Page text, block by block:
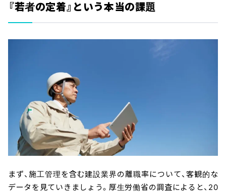
『若者の定着』という本当の課題
まず、施工管理を含む建設業界の離職率について、客観的な
データを見ていきましょう。厚生労働省の調査によると、20